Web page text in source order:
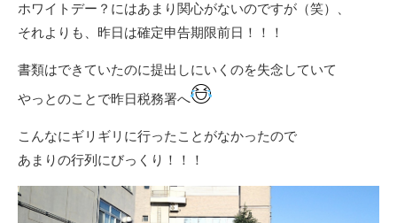
ホワイトデー？にはあまり関心がないのですが（笑）、
それよりも、昨日は確定申告期限前日！！！
書類はできていたのに提出しにいくのを失念していて
やっとのことで昨日税務署へ
こんなにギリギリに行ったことがなかったので
あまりの行列にびっくり！！！